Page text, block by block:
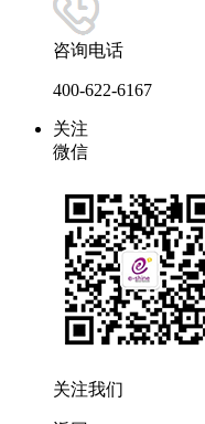
咨询电话
400-622-6167
关注
微信
关注我们